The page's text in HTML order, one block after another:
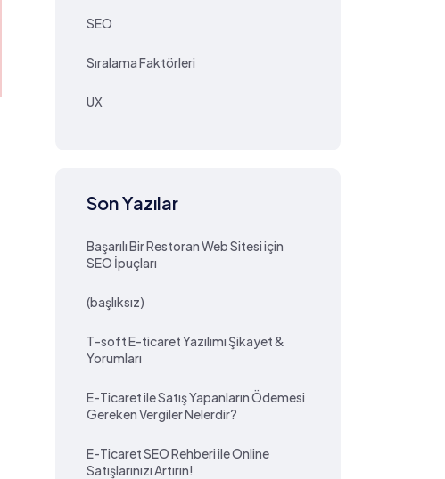
SEO
Sıralama Faktörleri
UX
Son Yazılar
Başarılı Bir Restoran Web Sitesi için
SEO İpuçları
(başlıksız)
T-soft E-ticaret Yazılımı Şikayet &
Yorumları
E-Ticaret ile Satış Yapanların Ödemesi
Gereken Vergiler Nelerdir?
E-Ticaret SEO Rehberi ile Online
Satışlarınızı Artırın!